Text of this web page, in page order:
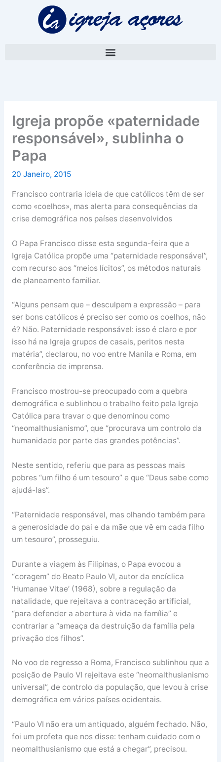
Igreja propõe «paternidade
responsável», sublinha o
Papa
20 Janeiro, 2015
Francisco contraria ideia de que católicos têm de ser
como «coelhos», mas alerta para consequências da
crise demográfica nos países desenvolvidos
O Papa Francisco disse esta segunda-feira que a
Igreja Católica propõe uma “paternidade responsável”,
com recurso aos “meios lícitos”, os métodos naturais
de planeamento familiar.
“Alguns pensam que – desculpem a expressão – para
ser bons católicos é preciso ser como os coelhos, não
é? Não. Paternidade responsável: isso é claro e por
isso há na Igreja grupos de casais, peritos nesta
matéria”, declarou, no voo entre Manila e Roma, em
conferência de imprensa.
Francisco mostrou-se preocupado com a quebra
demográfica e sublinhou o trabalho feito pela Igreja
Católica para travar o que denominou como
“neomalthusianismo”, que “procurava um controlo da
humanidade por parte das grandes potências”.
Neste sentido, referiu que para as pessoas mais
pobres “um filho é um tesouro” e que “Deus sabe como
ajudá-las”.
“Paternidade responsável, mas olhando também para
a generosidade do pai e da mãe que vê em cada filho
um tesouro”, prosseguiu.
Durante a viagem às Filipinas, o Papa evocou a
“coragem” do Beato Paulo VI, autor da encíclica
‘Humanae Vitae’ (1968), sobre a regulação da
natalidade, que rejeitava a contraceção artificial,
“para defender a abertura à vida na família” e
contrariar a “ameaça da destruição da família pela
privação dos filhos”.
No voo de regresso a Roma, Francisco sublinhou que a
posição de Paulo VI rejeitava este “neomalthusianismo
universal”, de controlo da população, que levou à crise
demográfica em vários países ocidentais.
“Paulo VI não era um antiquado, alguém fechado. Não,
foi um profeta que nos disse: tenham cuidado com o
neomalthusianismo que está a chegar”, precisou.